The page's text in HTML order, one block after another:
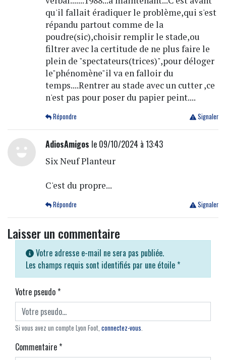
qu'il fallait éradiquer le problème,qui s'est
répandu partout comme de la
poudre(sic),choisir remplir le stade,ou
filtrer avec la certitude de ne plus faire le
plein de "spectateurs(trices)",pour déloger
le"phénomène"il va en falloir du
temps....Rentrer au stade avec un cutter ,ce
n'est pas pour poser du papier peint....
Signaler
Répondre
AdiosAmigos le 09/10/2024 à 13:43
Six Neuf Planteur
C'est du propre...
Signaler
Répondre
Laisser un commentaire
Votre adresse e-mail ne sera pas publiée.
Les champs requis sont identifiés par une étoile *
Votre pseudo*
Si vous avez un compte Lyon Foot, connectez-vous.
Commentaire*